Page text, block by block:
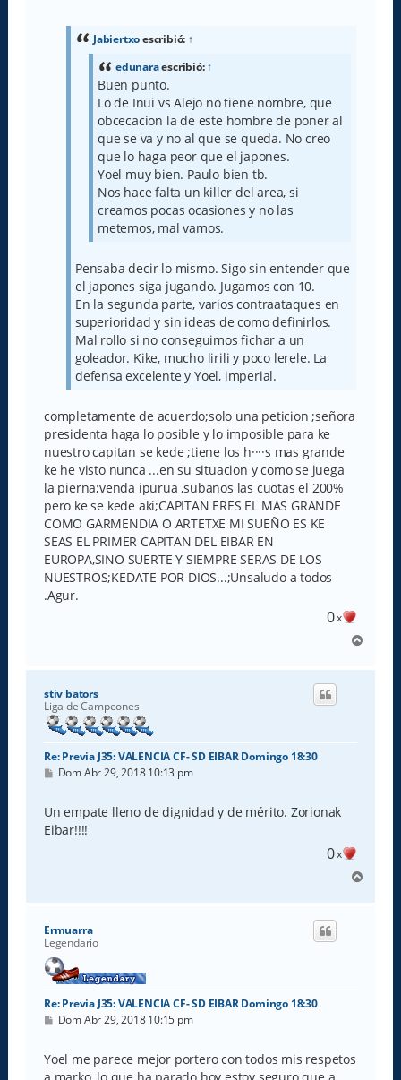
Jabiertxoescribió: ↑
edunaraescribió:↑
Buen punto.
Lo de Inui vs Alejo no tiene nombre, que
obcecacion la de este hombre de poner al
que se va y no al que se queda. No creo
que lo haga peor que el japones.
Yoel muy bien. Paulo bien tb.
Nos hace falta un killer del area, si
creamos pocas ocasiones y no las
metemos, mal vamos.
Pensaba decir lo mismo. Sigo sin entender que
el japones siga jugando. Jugamos con 10.
En la segunda parte, varios contraataques en
superioridad y sin ideas de como definirlos.
Mal rollo si no conseguimos fichar a un
goleador. Kike, mucho lirili y poco lerele. La
defensa excelente y Yoel, imperial.
completamente de acuerdo;solo una peticion ;señora
presidenta haga lo posible y lo imposible para ke
nuestro capitan se kede ;tiene los h····s mas grande
ke he visto nunca ...en su situacion y como se juega
la pierna;venda ipurua ,subanos las cuotas el 200%
pero ke se kede aki;CAPITAN ERES EL MAS GRANDE
COMO GARMENDIA O ARTETXE MI SUEÑO ES KE
SEAS EL PRIMER CAPITAN DEL EIBAR EN
EUROPA,SINO SUERTE Y SIEMPRE SERAS DE LOS
NUESTROS;KEDATE POR DIOS...;Unsaludo a todos
.Agur.
0x
r
stiv bators
Liga de Campeones
Re: Previa J35: VALENCIA CF- SD EIBAR Domingo 18:30
M
s
a
j
Dom Abr 29, 2018 10:13 pm
Un empate lleno de dignidad y de mérito. Zorionak
Eibar!!!!
0x
r
Ermuarra
Legendario
Re: Previa J35: VALENCIA CF- SD EIBAR Domingo 18:30
M
s
a
Dom Abr 29, 2018 10:15 pm
Yoel me parece mejor portero con todos mis respetos